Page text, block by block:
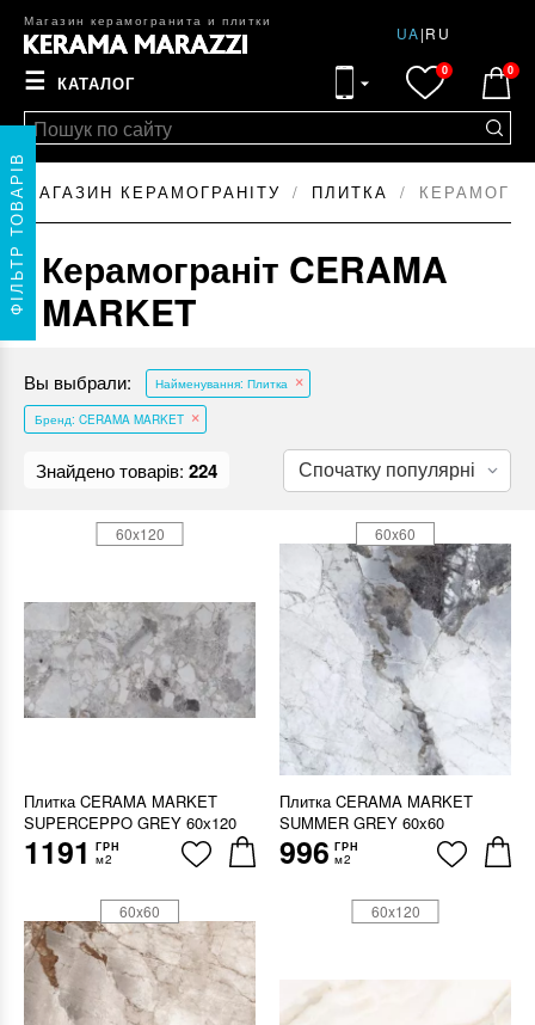
Магазин керамогранита и плитки
UA|RU
☰ КАТАЛОГ
0 0
МАГАЗИН КЕРАМОГРАНІТУ ПЛИТКА
Керамограніт CERAMA
MARKET
Вы выбрали: Найменування: Плитка
Бренд: CERAMA MARKET
Знайдено товарів: 224
Плитка CERAMA MARKET
SUPERCEPPO GREY 60х120
1191 ГРН
м2
60x120
Плитка CERAMA MARKET
SUMMER GREY 60x60
996 ГРН
м2
60x60
60x60 60x120
ФІЛЬТР ТОВАРІВ